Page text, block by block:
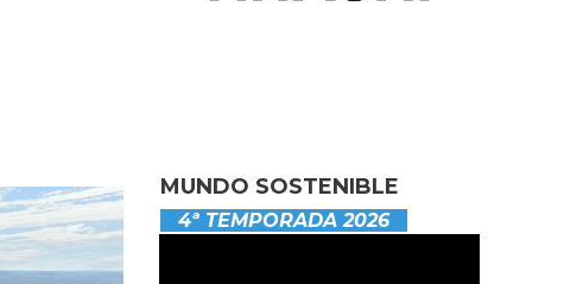
MUNDO SOSTENIBLE
4ª TEMPORADA 2026